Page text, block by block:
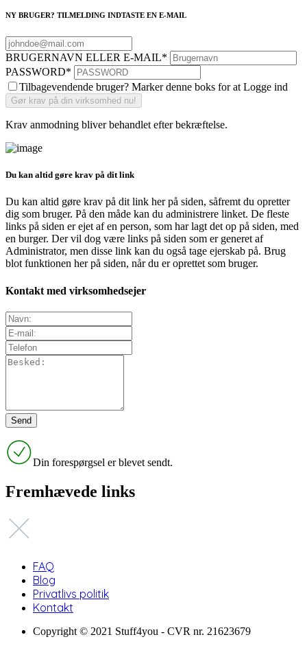
NY BRUGER? TILMELDING INDTASTE EN E-MAIL
BRUGERNAVN ELLER E-MAIL*
PASSWORD*
Tilbagevendende bruger? Marker denne boks for at Logge ind
Krav anmodning bliver behandlet efter bekræftelse.
Du kan altid gøre krav på dit link
Du kan altid gøre krav på dit link her på siden, såfremt du opretter
dig som bruger. På den måde kan du administrere linket. De fleste
links på siden er ejet af en person, som har lagt det op på siden, med
en burger. Der vil dog være links på siden som er generet af
Administrator, men disse link kan du også tage ejerskab på. Brug
blot funktionen her på siden, når du er oprettet som bruger.
Kontakt med virksomhedsejer
Din forespørgsel er blevet sendt.
Fremhævede links
FAQ
Blog
Privatlivs politik
Kontakt
Copyright © 2021 Stuff4you - CVR nr. 21623679